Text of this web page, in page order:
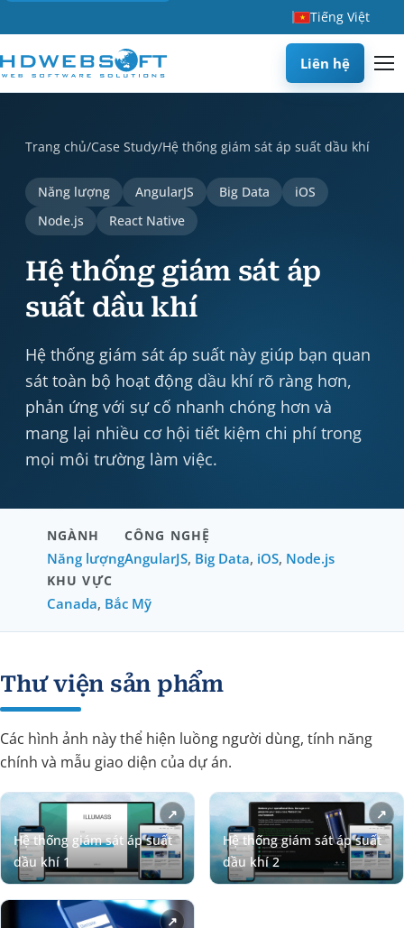
Tiếng Việt
Liên hệ
Trang chủ/Case Study/Hệ thống giám sát áp suất dầu khí
Năng lượng AngularJS Big Data
iOS
Node.js
React Native
Hệ thống giám sát áp
suất dầu khí
Hệ thống giám sát áp suất này giúp bạn quan
sát toàn bộ hoạt động dầu khí rõ ràng hơn,
phản ứng với sự cố nhanh chóng hơn và
mang lại nhiều cơ hội tiết kiệm chi phí trong
mọi môi trường làm việc.
NGÀNH
Năng lượng
CÔNG NGHỆ
AngularJS, Big Data, iOS, Node.js
KHU VỰC
Canada, Bắc Mỹ
Thư viện sản phẩm
Các hình ảnh này thể hiện luồng người dùng, tính năng
chính và mẫu giao diện của dự án.